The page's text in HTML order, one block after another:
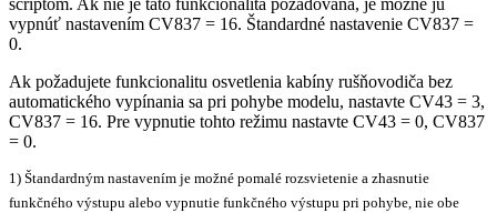
vypnúť nastavením CV837 = 16. Štandardné nastavenie CV837 =
0.
Ak požadujete funkcionalitu osvetlenia kabíny rušňovodiča bez
automatického vypínania sa pri pohybe modelu, nastavte CV43 = 3,
CV837 = 16. Pre vypnutie tohto režimu nastavte CV43 = 0, CV837
= 0.
1) Štandardným nastavením je možné pomalé rozsvietenie a zhasnutie
funkčného výstupu alebo vypnutie funkčného výstupu pri pohybe, nie obe